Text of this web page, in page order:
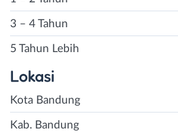
3 – 4 Tahun
5 Tahun Lebih
Lokasi
Kota Bandung
Kab. Bandung